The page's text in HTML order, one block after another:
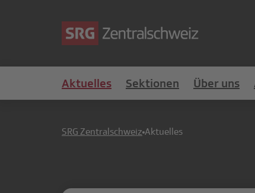
Aktuelles Sektionen Über uns
SRG Zentralschweiz Aktuelles